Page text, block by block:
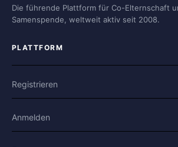
Die führende Plattform für Co-Elternschaft
Samenspende, weltweit aktiv seit 2008.
PLATTFORM
Registrieren
Anmelden